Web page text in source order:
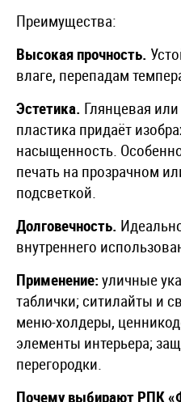
Преимущества:
Высокая прочность.
влаге, перепадам
Эстетика. Глянцевая
пластика придаёт
насыщенность.
печать на прозрачном
подсветкой.
Долговечность.
внутреннего
Применение:уличные
таблички; ситилайты и
меню-холдеры,
элементы интерьера;
перегородки.
Почему выбирают РПК